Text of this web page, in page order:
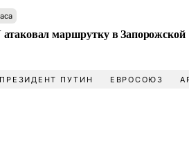
маршрутку в Запорожской
ПРЕЗИДЕНТ ПУТИН ЕВРОСОЮЗ